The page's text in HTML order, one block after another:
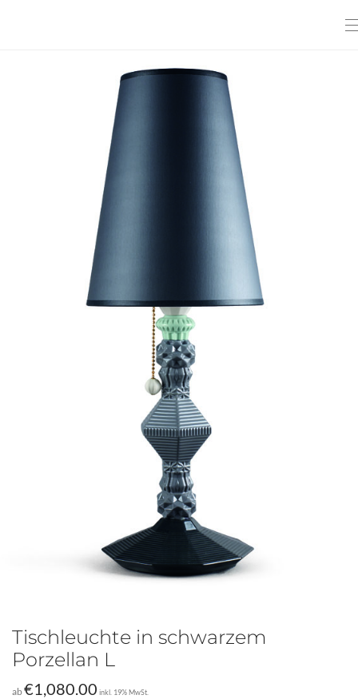
Tischleuchte in schwarzem
Porzellan L
ab€1,080.00 inkl. 19% MwSt.